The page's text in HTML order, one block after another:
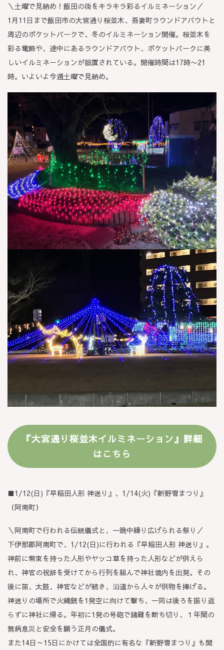
＼土曜で見納め！飯田の街をキラキラ彩るイルミネーション／
1月11日まで飯田市の大宮通り桜並木、吾妻町ラウンドアバウトと
周辺のポケットパークで、冬のイルミネーション開催。桜並木を
彩る電飾や、途中にあるラウンドアバウト、ポケットパークに美
しいイルミネーションが設置されている。開催時間は17時〜21
時。いよいよ今週土曜で見納め。
『大宮通り桜並木イルミネーション』 詳細
はこちら
■1/12(日)『早稲田人形 神送り』、1/14(火)『新野雪まつり』
（阿南町）
＼阿南町で行われる伝統儀式と、一晩中繰り広げられる祭り／
下伊那郡阿南町で、1/12(日)に行われる『早稲田人形 神送り』。
神前に幣束を持った人形やヤッコ草を持った人形などが供えら
れ、神官の祝辞を受けてから行列を組んで神社境内を出発。その
後に笛、太鼓、神官などが続き、沿道から人々が供物を捧げる。
神送りの場所で火縄銃を1発空に向けて撃ち、一同は後ろを振り返
らずに神社に帰る。年初に1発の号砲で諸難を断ち切り、１年間の
無病息災と安全を願う正月の儀式。
また14日～15日にかけては全国的に有名な『新野雪まつり』も開